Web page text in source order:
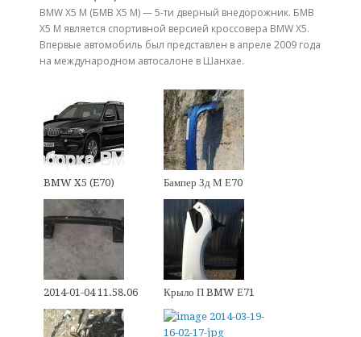
BMW X5 M (БМВ Х5 М) — 5-ти дверный внедорожник. БМВ
Х5 М является спортивной версией кроссовера BMW X5.
Впервые автомобиль был представлен в апреле 2009 года
на международном автосалоне в Шанхае.
BMW X5 (E70) Бампер Зд М Е70
2014-01-04 11.58.06 Крыло П BMW Е71